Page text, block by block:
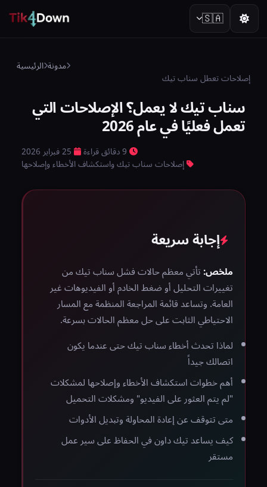
🇸🇦
الرئيسية مدونة
إصلاحات تعطل سناب تيك
سناب تيك لا يعمل؟ الإصلاحات التي
تعمل فعليًا في عام 2026
إصلاحات سناب تيك واستكشاف الأخطاء وإصلاحها
إجابة سريعة
ملخص:تأتي معظم حالات فشل سناب تيك من
تغييرات التحليل أو ضغط الخادم أو الفيديوهات غير
العامة. وتساعد قائمة المراجعة المنظمة مع المسار
الاحتياطي الثابت على حل معظم الحالات بسرعة.
لماذا تحدث أخطاء سناب تيك حتى عندما يكون
اتصالك جيداً
أهم خطوات استكشاف الأخطاء وإصلاحها لمشكلات
"لم يتم العثور على الفيديو" ومشكلات التحميل
متى تتوقف عن إعادة المحاولة وتبديل الأدوات
كيف يساعد تيك داون في الحفاظ على سير عمل
مستقر